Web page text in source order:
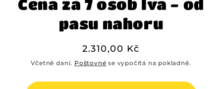
produktu
Cena za 7 osob Iva - od
pasu nahoru
Běžná
cena
2.310,00 Kč
Včetně daní. Poštovné se vypočítá na pokladně.